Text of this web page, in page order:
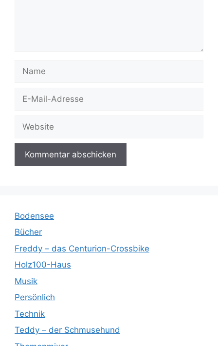
Mail-
Bodensee
Bücher
Freddy – das Centurion-Crossbike
Holz100-Haus
Musik
Persönlich
Technik
Teddy – der Schmusehund